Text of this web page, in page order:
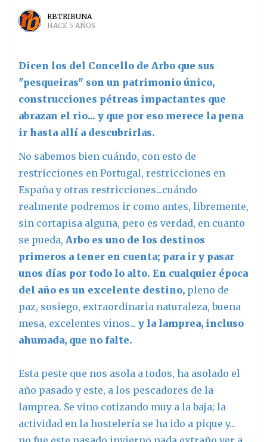
RBTRIBUNA
HACE 5 AÑOS
Dicen los del Concello de Arbo que sus
"pesqueiras" son un patrimonio único,
construcciones pétreas impactantes que
abrazan el rio... y que por eso merece la pena
ir hasta allí a descubrirlas.
No sabemos bien cuándo, con esto de
restricciones en Portugal, restricciones en
España y otras restricciones...cuándo
realmente podremos ir como antes, libremente,
sin cortapisa alguna, pero es verdad, en cuanto
se pueda, Arbo es uno de los destinos
primeros a tener en cuenta; para ir y pasar
unos días por todo lo alto. En cualquier época
del año es un excelente destino, pleno de
paz, sosiego, extraordinaria naturaleza, buena
mesa, excelentes vinos... y la lamprea, incluso
ahumada, que no falte.
Esta peste que nos asola a todos, ha asolado el
año pasado y este, a los pescadores de la
lamprea. Se vino cotizando muy a la baja; la
actividad en la hostelería se ha ido a pique y...